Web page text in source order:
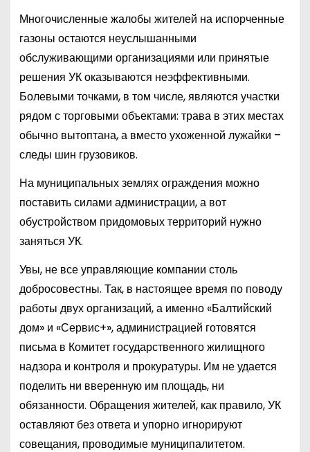
Многочисленные жалобы жителей на испорченные
газоны остаются неуслышанными
обслуживающими организациями или принятые
решения УК оказываются неэффективными.
Болевыми точками, в том числе, являются участки
рядом с торговыми объектами: трава в этих местах
обычно вытоптана, а вместо ухоженной лужайки –
следы шин грузовиков.
На муниципальных землях ограждения можно
поставить силами администрации, а вот
обустройством придомовых территорий нужно
заняться УК.
Увы, не все управляющие компании столь
добросовестны. Так, в настоящее время по поводу
работы двух организаций, а именно «Балтийский
дом» и «Сервис+», администрацией готовятся
письма в Комитет государственного жилищного
надзора и контроля и прокуратуры. Им не удается
поделить ни вверенную им площадь, ни
обязанности. Обращения жителей, как правило, УК
оставляют без ответа и упорно игнорируют
совещания, проводимые муниципалитетом.